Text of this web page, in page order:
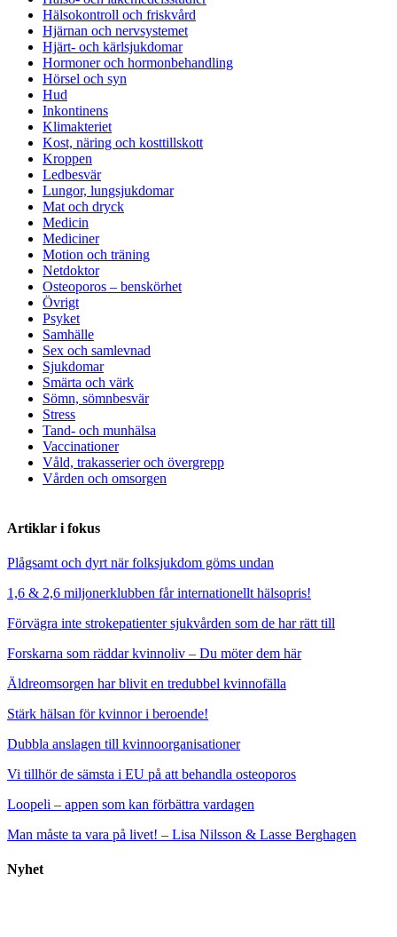
Hälsokontroll och friskvård
Hjärnan och nervsystemet
Hjärt- och kärlsjukdomar
Hormoner och hormonbehandling
Hörsel och syn
Hud
Inkontinens
Klimakteriet
Kost, näring och kosttillskott
Kroppen
Ledbesvär
Lungor, lungsjukdomar
Mat och dryck
Medicin
Mediciner
Motion och träning
Netdoktor
Osteoporos – benskörhet
Övrigt
Psyket
Samhälle
Sex och samlevnad
Sjukdomar
Smärta och värk
Sömn, sömnbesvär
Stress
Tand- och munhälsa
Vaccinationer
Våld, trakasserier och övergrepp
Vården och omsorgen
Artiklar i fokus
Plågsamt och dyrt när folksjukdom göms undan
1,6 & 2,6 miljonerklubben får internationellt hälsopris!
Förvägra inte strokepatienter sjukvården som de har rätt till
Forskarna som räddar kvinnoliv – Du möter dem här
Äldreomsorgen har blivit en tredubbel kvinnofälla
Stärk hälsan för kvinnor i beroende!
Dubbla anslagen till kvinnoorganisationer
Vi tillhör de sämsta i EU på att behandla osteoporos
Loopeli – appen som kan förbättra vardagen
Man måste ta vara på livet! – Lisa Nilsson & Lasse Berghagen
Nyhet